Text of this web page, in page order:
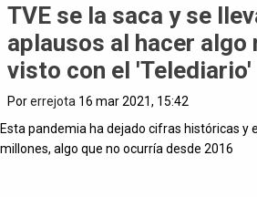
TVE se la saca y se
aplausos al hacer algo
visto con el 'Telediario'
Porerrejota 16 mar 2021, 15:42
Esta pandemia ha dejado cifras históricas y
millones, algo que no ocurría desde 2016